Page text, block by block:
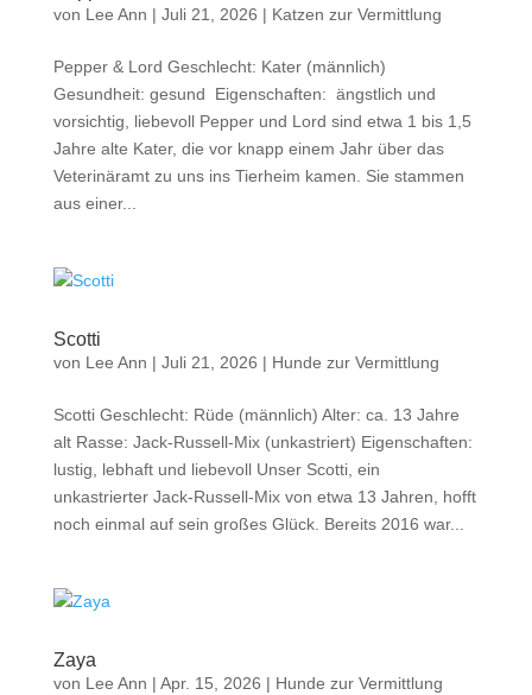
von Lee Ann | Juli 21, 2026 | Katzen zur Vermittlung
Pepper & Lord Geschlecht: Kater (männlich)
Gesundheit: gesund Eigenschaften: ängstlich und
vorsichtig, liebevoll Pepper und Lord sind etwa 1 bis 1,5
Jahre alte Kater, die vor knapp einem Jahr über das
Veterinäramt zu uns ins Tierheim kamen. Sie stammen
aus einer...
Scotti
von Lee Ann | Juli 21, 2026 | Hunde zur Vermittlung
Scotti Geschlecht: Rüde (männlich) Alter: ca. 13 Jahre
alt Rasse: Jack-Russell-Mix (unkastriert) Eigenschaften:
lustig, lebhaft und liebevoll Unser Scotti, ein
unkastrierter Jack-Russell-Mix von etwa 13 Jahren, hofft
noch einmal auf sein großes Glück. Bereits 2016 war...
Zaya
von Lee Ann | Apr. 15, 2026 | Hunde zur Vermittlung